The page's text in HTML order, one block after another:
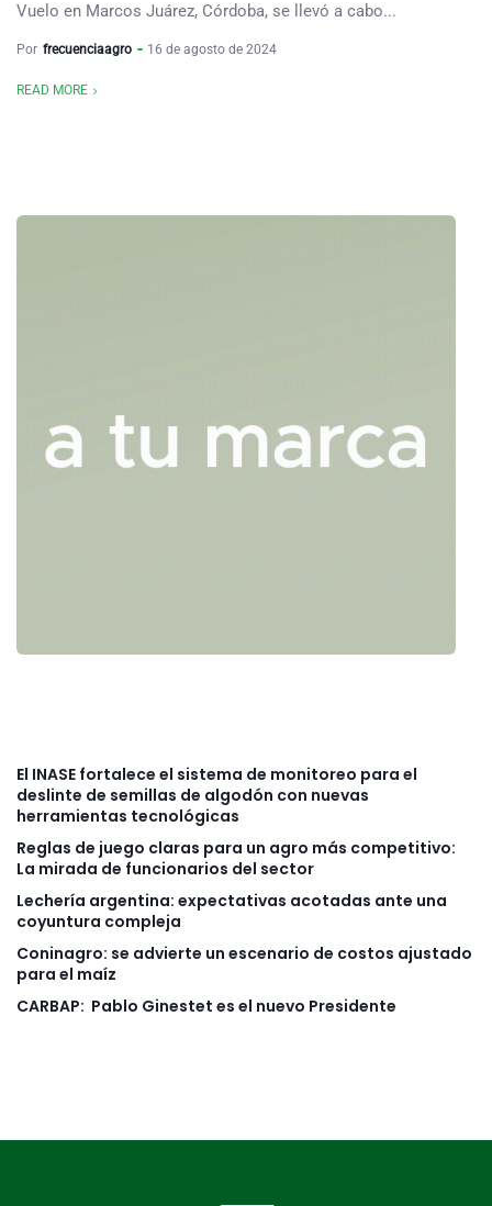
Vuelo en Marcos Juárez, Córdoba, se llevó a cabo...
Por frecuenciaagro 16 de agosto de 2024
READ MORE
El INASE fortalece el sistema de monitoreo para el
deslinte de semillas de algodón con nuevas
herramientas tecnológicas
Reglas de juego claras para un agro más competitivo:
La mirada de funcionarios del sector
Lechería argentina: expectativas acotadas ante una
coyuntura compleja
Coninagro: se advierte un escenario de costos ajustado
para el maíz
CARBAP: Pablo Ginestet es el nuevo Presidente